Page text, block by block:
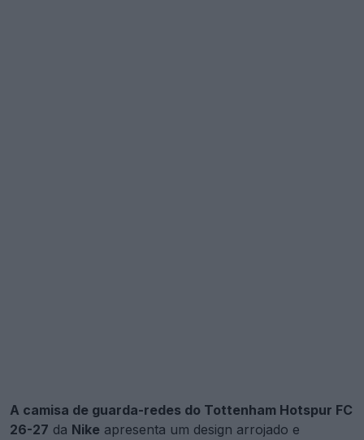
A camisa de guarda-redes do Tottenham Hotspur FC
26-27 da Nike apresenta um design arrojado e